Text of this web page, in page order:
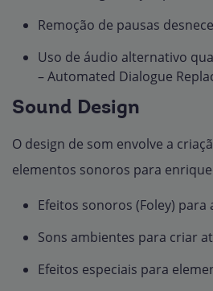
Remoção de pausas
Uso de áudio alternativo
– Automated Dialogue
Sound Design
O design de som envolve a
elementos sonoros para
Efeitos sonoros (Foley) para
Sons ambientes para criar
Efeitos especiais para